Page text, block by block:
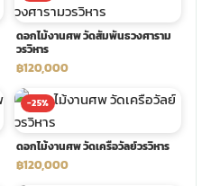
ดอกไม้งานศพ วัดสัมพันธวงศาราม
วรวิหาร
฿120,000
-25%
ดอกไม้งานศพ วัดเครือวัลย์วรวิหาร
฿120,000